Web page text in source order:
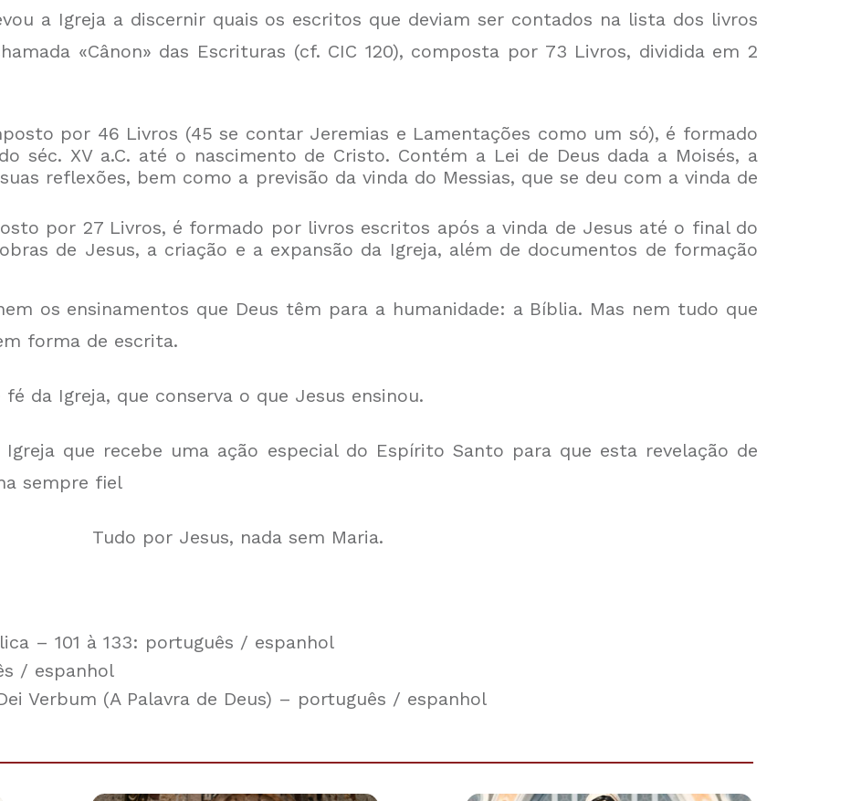
a Igreja a discernir quais os escritos que deviam ser contados na lista dos livros
«Cânon» das Escrituras (cf. CIC 120), composta por 73 Livros, dividida em 2
por 46 Livros (45 se contar Jeremias e Lamentações como um só), é formado
séc. XV a.C. até o nascimento de Cristo. Contém a Lei de Deus dada a Moisés, a
reflexões, bem como a previsão da vinda do Messias, que se deu com a vinda de
por 27 Livros, é formado por livros escritos após a vinda de Jesus até o final do
de Jesus, a criação e a expansão da Igreja, além de documentos de formação
os ensinamentos que Deus têm para a humanidade: a Bíblia. Mas nem tudo que
forma de escrita.
da Igreja, que conserva o que Jesus ensinou.
Igreja que recebe uma ação especial do Espírito Santo para que esta revelação de
sempre fiel
Tudo por Jesus, nada sem Maria.
– 101 à 133: português / espanhol
/ espanhol
Verbum (A Palavra de Deus) – português / espanhol